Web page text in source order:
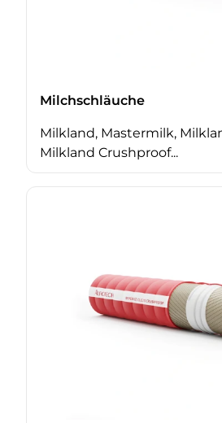
Milchschläuche
Milkland, Mastermilk,
Milkland Crushproof...